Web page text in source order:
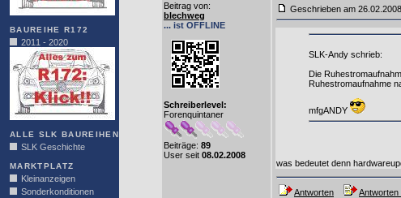
BAUREIHE R172
2011 - 2020
ALLE SLK BAUREIHEN
SLK Geschichte
MARKTPLATZ
Kleinanzeigen
Sonderkonditionen
Beitrag von:
blechweg
... ist OFFLINE
Schreiberlevel:
Forenquintaner
Beiträge: 89
User seit 08.02.2008
Geschrieben am
SLK-Andy schrieb:
Die
Ruhestromaufnahme
mfgANDY
was bedeutet denn
Antworten Antworten